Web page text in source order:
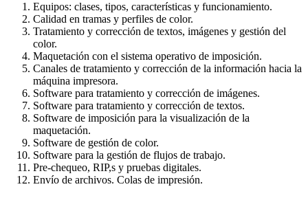
Equipos: clases, tipos, características y funcionamiento.
Calidad en tramas y perfiles de color.
Tratamiento y corrección de textos, imágenes y gestión del
color.
Maquetación con el sistema operativo de imposición.
Canales de tratamiento y corrección de la información hacia la
máquina impresora.
Software para tratamiento y corrección de imágenes.
Software para tratamiento y corrección de textos.
Software de imposición para la visualización de la
maquetación.
Software de gestión de color.
Software para la gestión de flujos de trabajo.
Pre-chequeo, RIP,s y pruebas digitales.
Envío de archivos. Colas de impresión.